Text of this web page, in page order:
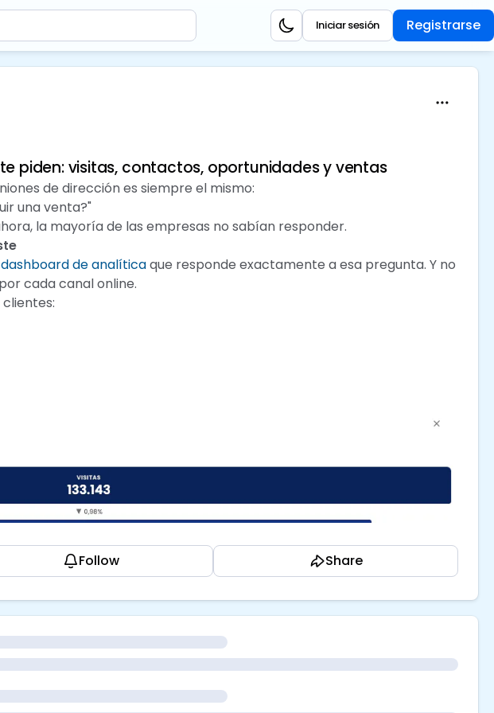
Registrarse
Iniciar sesión
piden: visitas, contactos, oportunidades y ventas
de dirección es siempre el mismo:
una venta?"
la mayoría de las empresas no sabían responder.
de analíticaque responde exactamente a esa pregunta. Y no
cada canal online.
Follow Share